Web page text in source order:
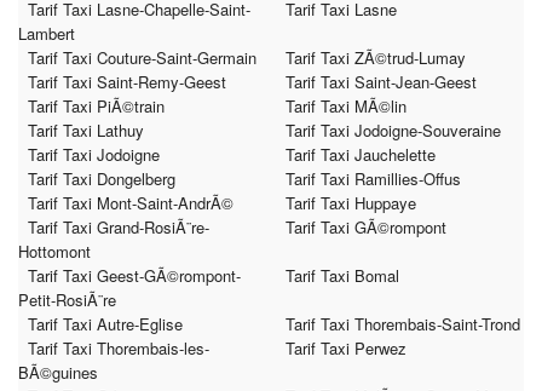
Tarif Taxi Lasne-Chapelle-Saint-
Lambert
Tarif Taxi Lasne
Tarif Taxi Couture-Saint-Germain
Tarif Taxi ZÃ©trud-Lumay
Tarif Taxi Saint-Remy-Geest
Tarif Taxi Saint-Jean-Geest
Tarif Taxi PiÃ©train
Tarif Taxi MÃ©lin
Tarif Taxi Lathuy
Tarif Taxi Jodoigne-Souveraine
Tarif Taxi Jodoigne
Tarif Taxi Jauchelette
Tarif Taxi Dongelberg
Tarif Taxi Ramillies-Offus
Tarif Taxi Mont-Saint-AndrÃ©
Tarif Taxi Huppaye
Tarif Taxi Grand-RosiÃ¨re-
Hottomont
Tarif Taxi GÃ©rompont
Tarif Taxi Geest-GÃ©rompont-
Petit-RosiÃ¨re
Tarif Taxi Bomal
Tarif Taxi Autre-Eglise
Tarif Taxi Thorembais-Saint-Trond
Tarif Taxi Thorembais-les-
BÃ©guines
Tarif Taxi Perwez